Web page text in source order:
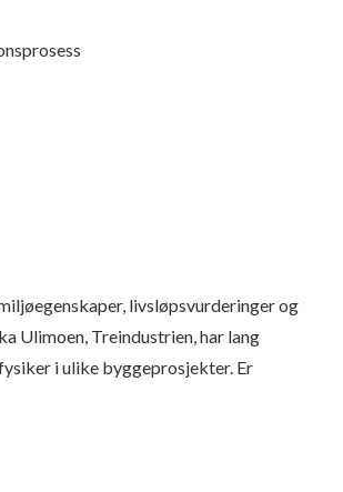
livsløpsvurderinger og
Ulimoen, Treindustrien, har lang
i ulike byggeprosjekter. Er